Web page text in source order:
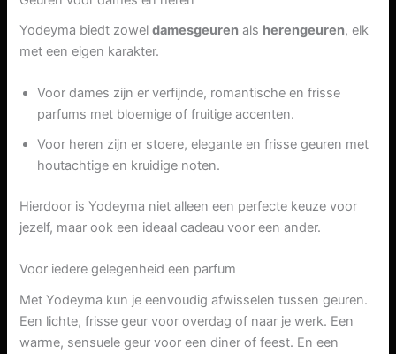
Yodeyma biedt zoweldamesgeuren als herengeuren, elk
met een eigen karakter.
Voor dames zijn er verfijnde, romantische en frisse
parfums met bloemige of fruitige accenten.
Voor heren zijn er stoere, elegante en frisse geuren met
houtachtige en kruidige noten.
Hierdoor is Yodeyma niet alleen een perfecte keuze voor
jezelf, maar ook een ideaal cadeau voor een ander.
Voor iedere gelegenheid een parfum
Met Yodeyma kun je eenvoudig afwisselen tussen geuren.
Een lichte, frisse geur voor overdag of naar je werk. Een
warme, sensuele geur voor een diner of feest. En een